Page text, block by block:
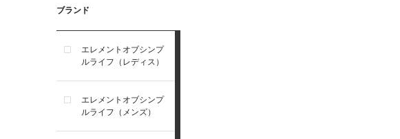
ブランド
エレメントオブシンプ
ルライフ（レディス）
エレメントオブシンプ
ルライフ（メンズ）